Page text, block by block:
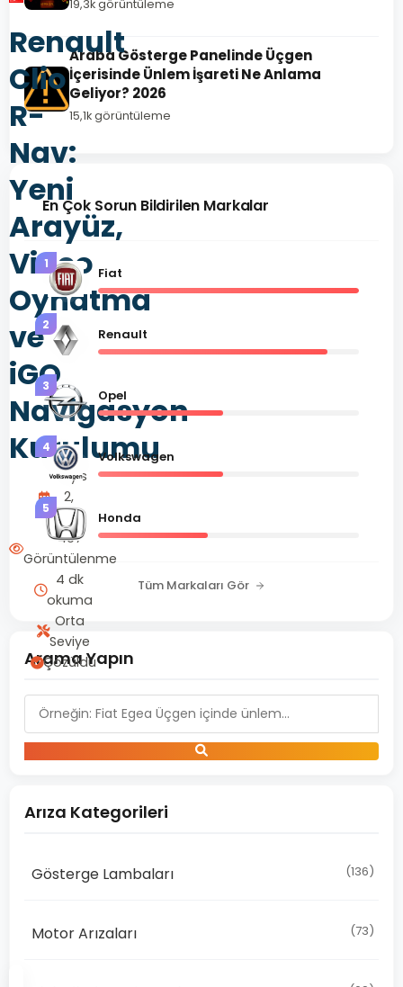
Renault
Clio
R-
Nav:
Yeni
Arayüz,
Video
Oynatma
ve
iGO
Navigasyon
Kurulumu
Mayıs
2,
2025
497
Görüntülenme
4 dk
okuma
Orta
Seviye
Çözüldü
19,3k görüntüleme
Araba Gösterge Panelinde Üçgen
İçerisinde Ünlem İşareti Ne Anlama
Geliyor? 2026
15,1k görüntüleme
En Çok Sorun Bildirilen Markalar
1
Fiat
2
Renault
3
Opel
4
Volkswagen
5
Honda
Tüm Markaları Gör
Arama Yapın
Arıza Kategorileri
Gösterge Lambaları (136)
Motor Arızaları (73)